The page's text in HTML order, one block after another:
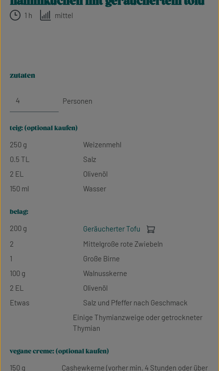
1 h mittel
zutaten
Personen
teig: (optional kaufen)
250 g
Weizenmehl
0.5 TL
Salz
2 EL
Olivenöl
150 ml
Wasser
belag:
200 g
Geräucherter Tofu
2
Mittelgroße rote Zwiebeln
1
Große Birne
100 g
Walnusskerne
2 EL
Olivenöl
Etwas
Salz und Pfeffer nach Geschmack
Einige Thymianzweige oder getrockneter
Thymian
vegane creme: (optional kaufen)
150 g
Cashewkerne (vorher min. 4 Stunden oder über